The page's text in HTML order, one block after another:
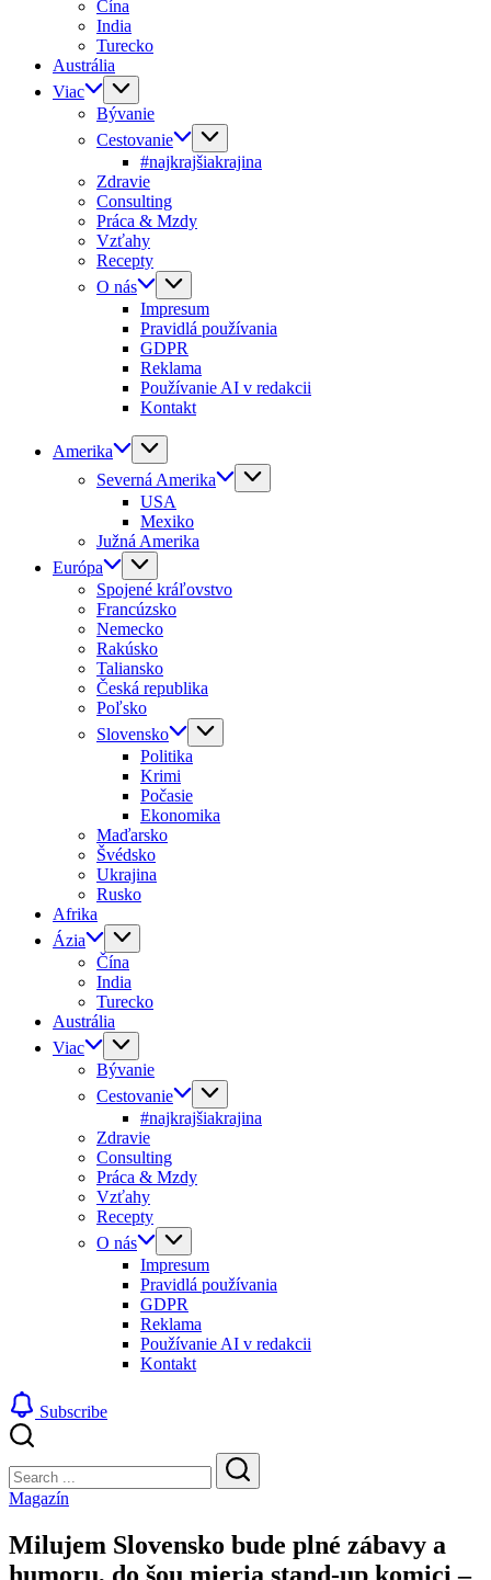
Čína
India
Turecko
Austrália
Viac
Bývanie
Cestovanie
#najkrajšiakrajina
Zdravie
Consulting
Práca & Mzdy
Vzťahy
Recepty
O nás
Impresum
Pravidlá používania
GDPR
Reklama
Používanie AI v redakcii
Kontakt
Amerika
Severná Amerika
USA
Mexiko
Južná Amerika
Európa
Spojené kráľovstvo
Francúzsko
Nemecko
Rakúsko
Taliansko
Česká republika
Poľsko
Slovensko
Politika
Krimi
Počasie
Ekonomika
Maďarsko
Švédsko
Ukrajina
Rusko
Afrika
Ázia
Čína
India
Turecko
Austrália
Viac
Bývanie
Cestovanie
#najkrajšiakrajina
Zdravie
Consulting
Práca & Mzdy
Vzťahy
Recepty
O nás
Impresum
Pravidlá používania
GDPR
Reklama
Používanie AI v redakcii
Kontakt
Subscribe
Search
Search
Magazín
Milujem Slovensko bude plné zábavy a